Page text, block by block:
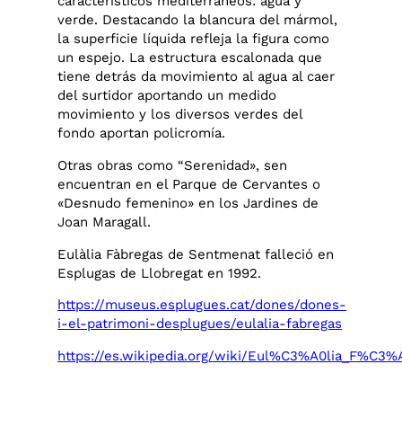
verde. Destacando la blancura del mármol,
la superficie líquida refleja la figura como
un espejo. La estructura escalonada que
tiene detrás da movimiento al agua al caer
del surtidor aportando un medido
movimiento y los diversos verdes del
fondo aportan policromía.
Otras obras como “Serenidad», sen
encuentran en el Parque de Cervantes o
«Desnudo femenino» en los Jardines de
Joan Maragall.
Eulàlia Fàbregas de Sentmenat falleció en
Esplugas de Llobregat en 1992.
https://museus.esplugues.cat/dones/dones-
i-el-patrimoni-desplugues/eulalia-fabregas
https://es.wikipedia.org/wiki/